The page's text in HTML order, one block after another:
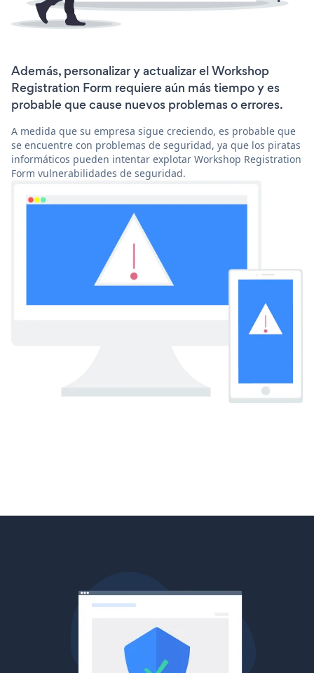
Además, personalizar y actualizar el Workshop
Registration Form requiere aún más tiempo y es
probable que cause nuevos problemas o errores.
A medida que su empresa sigue creciendo, es probable que
se encuentre con problemas de seguridad, ya que los piratas
informáticos pueden intentar explotar Workshop Registration
Form vulnerabilidades de seguridad.